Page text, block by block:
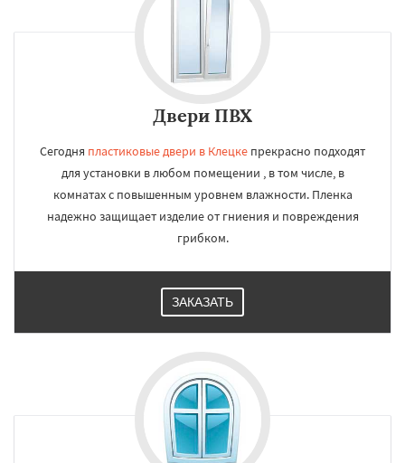
Двери ПВХ
Сегодня пластиковые двери в Клецке прекрасно подходят
для установки в любом помещении , в том числе, в
комнатах с повышенным уровнем влажности. Пленка
надежно защищает изделие от гниения и повреждения
грибком.
ЗАКАЗАТЬ